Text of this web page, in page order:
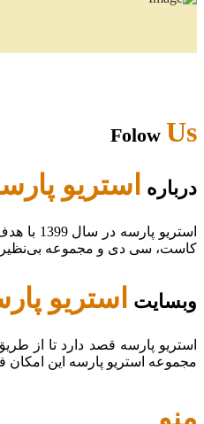
Folow Us
درباره استریو
کاست، سی دی و مجموعه بی‌نظیری
وبسایت استریو
استریو پارسه قصد دارد تا از
مجموعه استریو پارسه این